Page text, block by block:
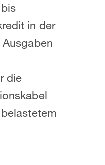
in der
die